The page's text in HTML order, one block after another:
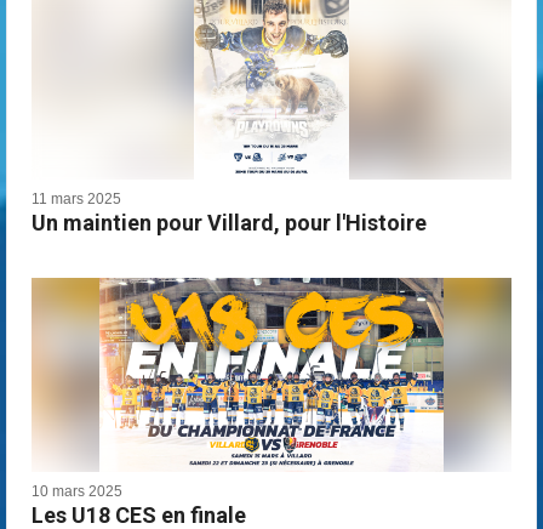
11 mars 2025
Un maintien pour Villard, pour l'Histoire
10 mars 2025
Les U18 CES en finale